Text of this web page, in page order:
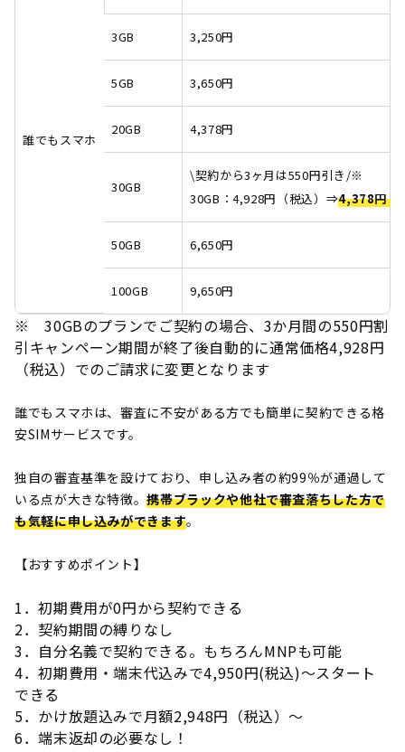
誰でもスマホ
3GB 3,250円
5GB 3,650円
20GB 4,378円
30GB
\契約から3ヶ月は550円引き/※
30GB：4,928円（税込）⇒4,378円（
50GB 6,650円
100GB 9,650円
※ 30GBのプランでご契約の場合、3か月間の550円割
引キャンペーン期間が終了後自動的に通常価格4,928円
（税込）でのご請求に変更となります
誰でもスマホは、審査に不安がある方でも簡単に契約できる格
安SIMサービスです。
独自の審査基準を設けており、申し込み者の約99％が通過して
いる点が大きな特徴。携帯ブラックや他社で審査落ちした方で
も気軽に申し込みができます。
【おすすめポイント】
1．初期費用が0円から契約できる
2．契約期間の縛りなし
3．自分名義で契約できる。もちろんMNPも可能
4．初期費用・端末代込みで4,950円(税込)～スタート
できる
5．かけ放題込みで月額2,948円（税込）～
6．端末返却の必要なし！